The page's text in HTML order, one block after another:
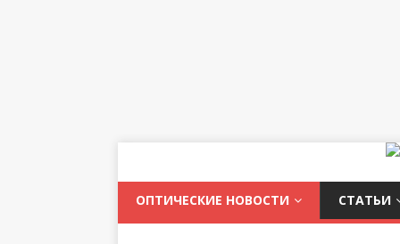
ОПТИЧЕСКИЕ НОВОСТИ СТАТЬИ